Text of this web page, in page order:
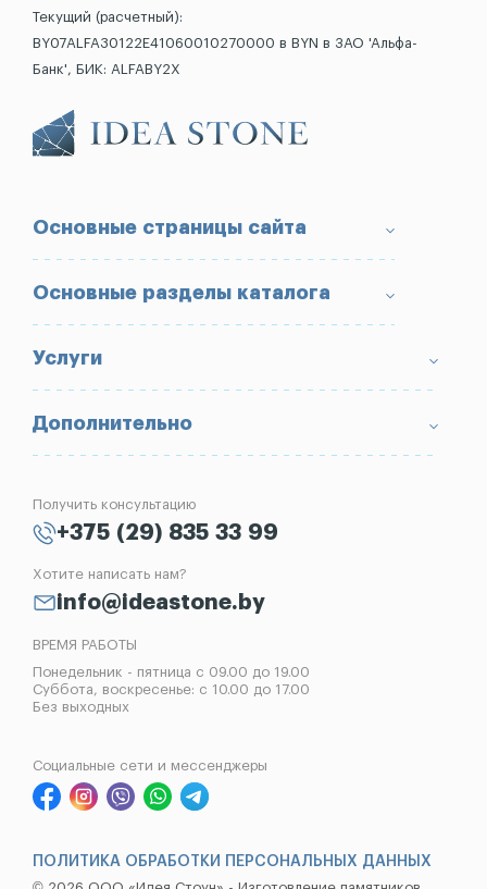
Текущий (расчетный):
BY07ALFA30122E41060010270000 в BYN в ЗАО 'Альфа-
Банк', БИК: ALFABY2X
Основные страницы сайта
О компании
Доставка и оплата
Условия возврата товара
Портфолио
Вопрос-Ответ
Блог
Контакты
Основные разделы каталога
Памятники
Ограды
Надгробные плиты
Вазы
Услуги
Благоустройство могил
Изготовление памятников
Рассрочка на памятник
Демонтаж памятников
Дополнительно
Получить консультацию
+375 (29) 835 33 99
Хотите написать нам?
info@ideastone.by
ВРЕМЯ РАБОТЫ
Понедельник - пятница с 09.00 до 19.00
Суббота, воскресенье: с 10.00 до 17.00
Без выходных
Социальные сети и мессенджеры
ПОЛИТИКА ОБРАБОТКИ ПЕРСОНАЛЬНЫХ ДАННЫХ